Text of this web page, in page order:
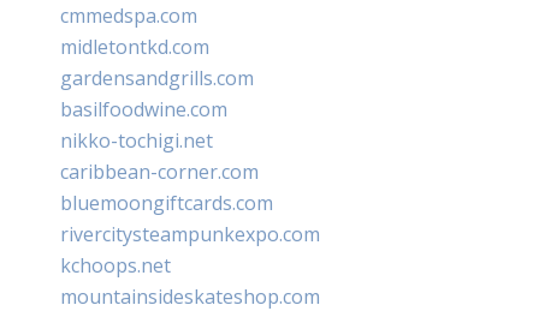
cmmedspa.com
midletontkd.com
gardensandgrills.com
basilfoodwine.com
nikko-tochigi.net
caribbean-corner.com
bluemoongiftcards.com
rivercitysteampunkexpo.com
kchoops.net
mountainsideskateshop.com